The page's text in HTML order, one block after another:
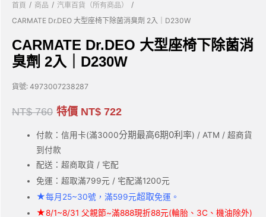
首頁 / 商品 / 汽車百貨（所有商品）
/
CARMATE Dr.DEO 大型座椅下除菌消臭劑 2入｜D230W
CARMATE Dr.DEO 大型座椅下除菌消
臭劑 2入｜D230W
貨號: 4973007238287
NT$760 特價 NT$ 722
付款：信用卡(滿3000分期最高6期0利率) / ATM / 超商貨
到付款
配送：超商取貨 / 宅配
免運：超取滿799元 / 宅配滿1200元
★每月25~30號，滿599元超取免運。
★8/1~8/31 父親節~滿888現折88元(輪胎、3C、機油除外)